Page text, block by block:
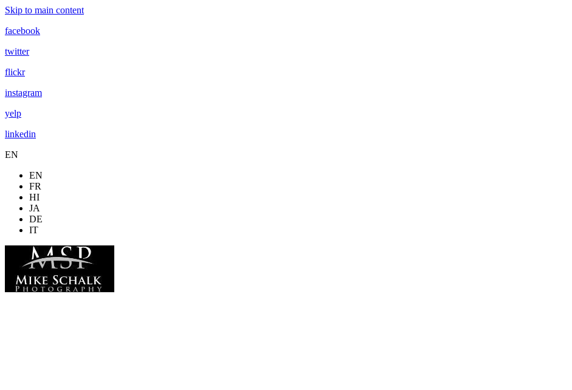
Skip to main content
facebook
twitter
flickr
instagram
yelp
linkedin
EN
EN
FR
HI
JA
DE
IT